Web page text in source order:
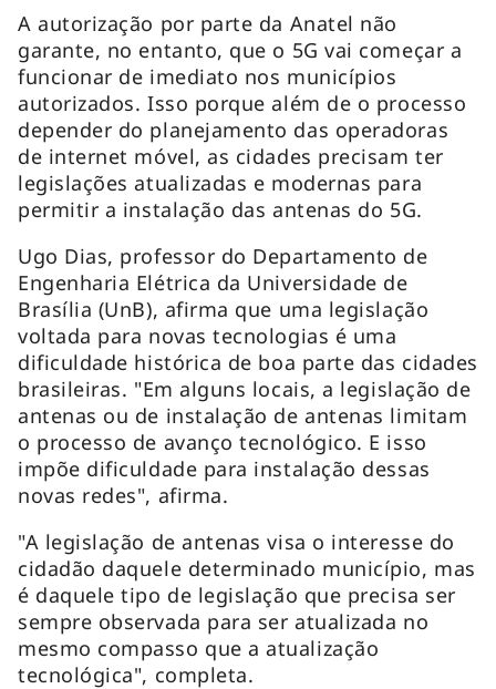
A autorização por parte da Anatel não
garante, no entanto, que o 5G vai começar a
funcionar de imediato nos municípios
autorizados. Isso porque além de o processo
depender do planejamento das operadoras
de internet móvel, as cidades precisam ter
legislações atualizadas e modernas para
permitir a instalação das antenas do 5G.
Ugo Dias, professor do Departamento de
Engenharia Elétrica da Universidade de
Brasília (UnB), afirma que uma legislação
voltada para novas tecnologias é uma
dificuldade histórica de boa parte das cidades
brasileiras. "Em alguns locais, a legislação de
antenas ou de instalação de antenas limitam
o processo de avanço tecnológico. E isso
impõe dificuldade para instalação dessas
novas redes", afirma.
"A legislação de antenas visa o interesse do
cidadão daquele determinado município, mas
é daquele tipo de legislação que precisa ser
sempre observada para ser atualizada no
mesmo compasso que a atualização
tecnológica", completa.